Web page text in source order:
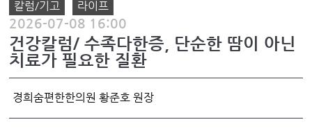
칼럼/기고 라이프
2026-07-08 16:00
건강칼럼/ 수족다한증, 단순한 땀이 아닌
치료가 필요한 질환
경희숨편한한의원 황준호 원장